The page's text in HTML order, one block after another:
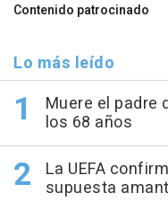
Contenido patrocinado
Lo más leído
Muere el padre
los 68 años
La UEFA
supuesta